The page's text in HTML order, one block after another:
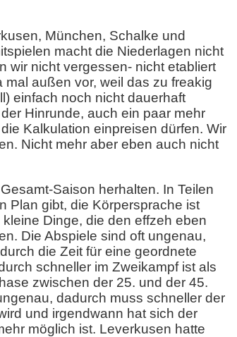
München, Schalke und
macht die Niederlagen nicht
wir nicht vergessen- nicht etabliert
außen vor, weil das zu freakig
einfach noch nicht dauerhaft
Hinrunde, auch ein paar mehr
Kalkulation einpreisen dürfen. Wir
Nicht mehr aber eben auch nicht
Saison herhalten. In Teilen
Plan gibt, die Körpersprache ist
Dinge, die den effzeh eben
Die Abspiele sind oft ungenau,
die Zeit für eine geordnete
schneller im Zweikampf ist als
zwischen der 25. und der 45.
dadurch muss schneller der
und irgendwann hat sich der
möglich ist. Leverkusen hatte